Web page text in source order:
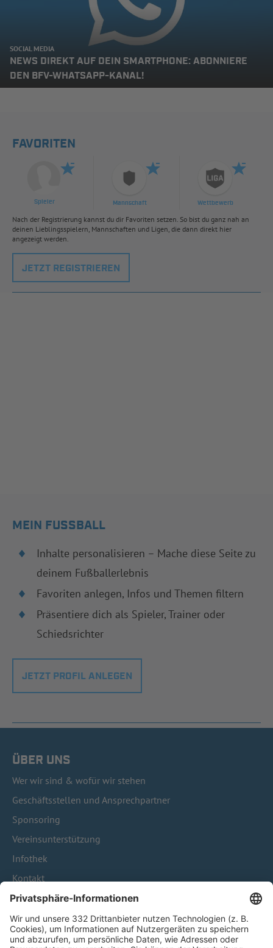
SOCIAL MEDIA
NEWS DIREKT AUF DEIN SMARTPHONE: ABONNIERE
DEN BFV-WHATSAPP-KANAL!
FAVORITEN
Spieler Mannschaft Wettbewerb
Nach der Registrierung kannst du dir Favoriten setzen. So bist du ganz nah an
deinen Lieblingsspielern, Mannschaften und Ligen, die dann direkt hier
angezeigt werden.
JETZT REGISTRIEREN
MEIN FUSSBALL
Inhalte personalisieren – Mache diese Seite zu
deinem Fußballerlebnis
Favoriten anlegen, Infos und Themen filtern
Präsentiere dich als Spieler, Trainer oder
Schiedsrichter
JETZT PROFIL ANLEGEN
ÜBER UNS
Wer wir sind & wofür wir stehen
Geschäftsstellen und Ansprechpartner
Sponsoring
Vereinsunterstützung
Infothek
Kontakt
HÄUFIG BESUCHTE SEITEN
Pässe und Vereinswechsel